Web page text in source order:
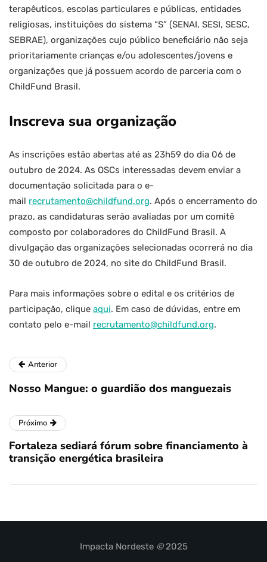
terapêuticos, escolas particulares e públicas, entidades
religiosas, instituições do sistema “S” (SENAI, SESI, SESC,
SEBRAE), organizações cujo público beneficiário não seja
prioritariamente crianças e/ou adolescentes/jovens e
organizações que já possuem acordo de parceria com o
ChildFund Brasil.
Inscreva sua organização
As inscrições estão abertas até as 23h59 do dia 06 de
outubro de 2024. As OSCs interessadas devem enviar a
documentação solicitada para o e-
mail recrutamento@childfund.org. Após o encerramento do
prazo, as candidaturas serão avaliadas por um comitê
composto por colaboradores do ChildFund Brasil. A
divulgação das organizações selecionadas ocorrerá no dia
30 de outubro de 2024, no site do ChildFund Brasil.
Para mais informações sobre o edital e os critérios de
participação, clique aqui. Em caso de dúvidas, entre em
contato pelo e-mail recrutamento@childfund.org.
Anterior
Nosso Mangue: o guardião dos manguezais
Próximo
Fortaleza sediará fórum sobre financiamento à
transição energética brasileira
Impacta Nordeste ©2025